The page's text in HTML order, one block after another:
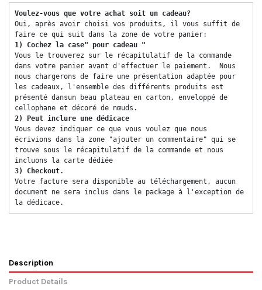
Voulez-vous que votre achat soit un cadeau?
Oui, après avoir choisi vos produits, il vous suffit de
faire ce qui suit dans la zone de votre panier:
1) Cochez la case" pour cadeau "
Vous le trouverez sur le récapitulatif de la commande
dans votre panier avant d'effectuer le paiement.  Nous
nous chargerons de faire une présentation adaptée pour
les cadeaux, l'ensemble des différents produits est
présenté dansun beau plateau en carton, enveloppé de
cellophane et décoré de nœuds.
2) Peut inclure une dédicace
Vous devez indiquer ce que vous voulez que nous
écrivions dans la zone "ajouter un commentaire" qui se
trouve sous le récapitulatif de la commande et nous
incluons la carte dédiée
3) Checkout.
Votre facture sera disponible au téléchargement, aucun
document ne sera inclus dans le package à l'exception de
la dédicace.
Description
Product Details